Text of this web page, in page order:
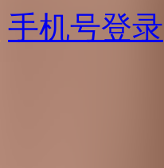
手机号登录